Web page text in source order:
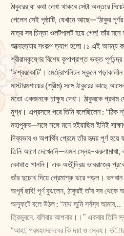
ঠাকুরের যা কথা লেখা থাকবে সেটা অন্তরে
পেলেন সেই পৃষ্ঠাটি, যেখানে আছে—“ঠাকুর
মাত্র সব চিন্তা ওলটপালট হয়ে গেল! তাঁর
আত্মহত্যার সংকল্প ত্যাগ হলো।১ এই অনন্য
শ্রীরামকৃষ্ণের বিশেষ কৃপাপ্রাপ্ত ভক্ত
‘ঈশ্বরকোটি’। মেট্রোপলিটন স্কুলে
মাস্টারমশায়ের (শ্রীম) সঙ্গে ঠাকুরের কাছে
মতো একজনকে চাক্ষুষ দেখা। ঠাকুরকে প্রথম
মুগ্ধ। এপ্রসঙ্গে পরে তিনি বলেছিলেন :
মহাপুরুষ—সঙ্গে সঙ্গে মনে হইয়াছিল ইনিই
দিব্যভাব ও অপার্থিব প্রেমে তাঁর হৃদয় পূর্ণ
তিনি আগে দেখেননি—এমন স্নেহ-করুণামাখা,
কোথাও পাননি। এক অতীন্দ্রিয় ভাবরাজ্যে
তাঁর দুচোখ দিয়ে প্রেমাশ্রু ঝরে পড়ল।
অপূর্ব ছবি! পূর্ণ বুঝলেন, ঠাকুরই তাঁর সব
অস্ফুটে বলে উঠল : “নাথ তুমি সর্বস্ব
ত্রিভুবনে, বলিবার আপনার।।” একবার তিনি
“আহা, পরমহংসদেবের কি দয়া ও স্নেহ। তঁার